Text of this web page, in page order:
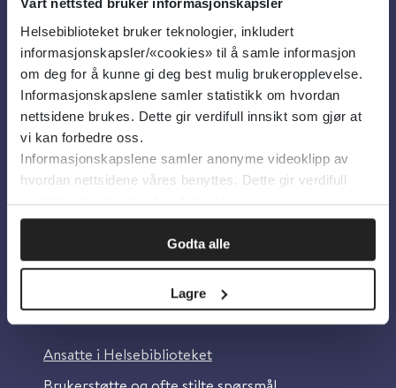
Vårt nettsted bruker informasjonskapsler
Helsebiblioteket bruker teknologier, inkludert
informasjonskapsler/«cookies» til å samle informasjon
om deg for å kunne gi deg best mulig brukeropplevelse.
Informasjonskapslene samler statistikk om hvordan
nettsidene brukes. Dette gir verdifull innsikt som gjør at
vi kan forbedre oss.
Informasjonskapslene samler anonyme videoklipp av
hvordan nettsidene våres benyttes. Dette gir verdifull
innsikt som gjør at vi kan forbedre oss.
Godta alle
Lagre
Om oss
Om Helsebiblioteket
Personvern og informasjonskapsler
Tilgjengelighetserklæring
Information in English
Ansatte i Helsebiblioteket